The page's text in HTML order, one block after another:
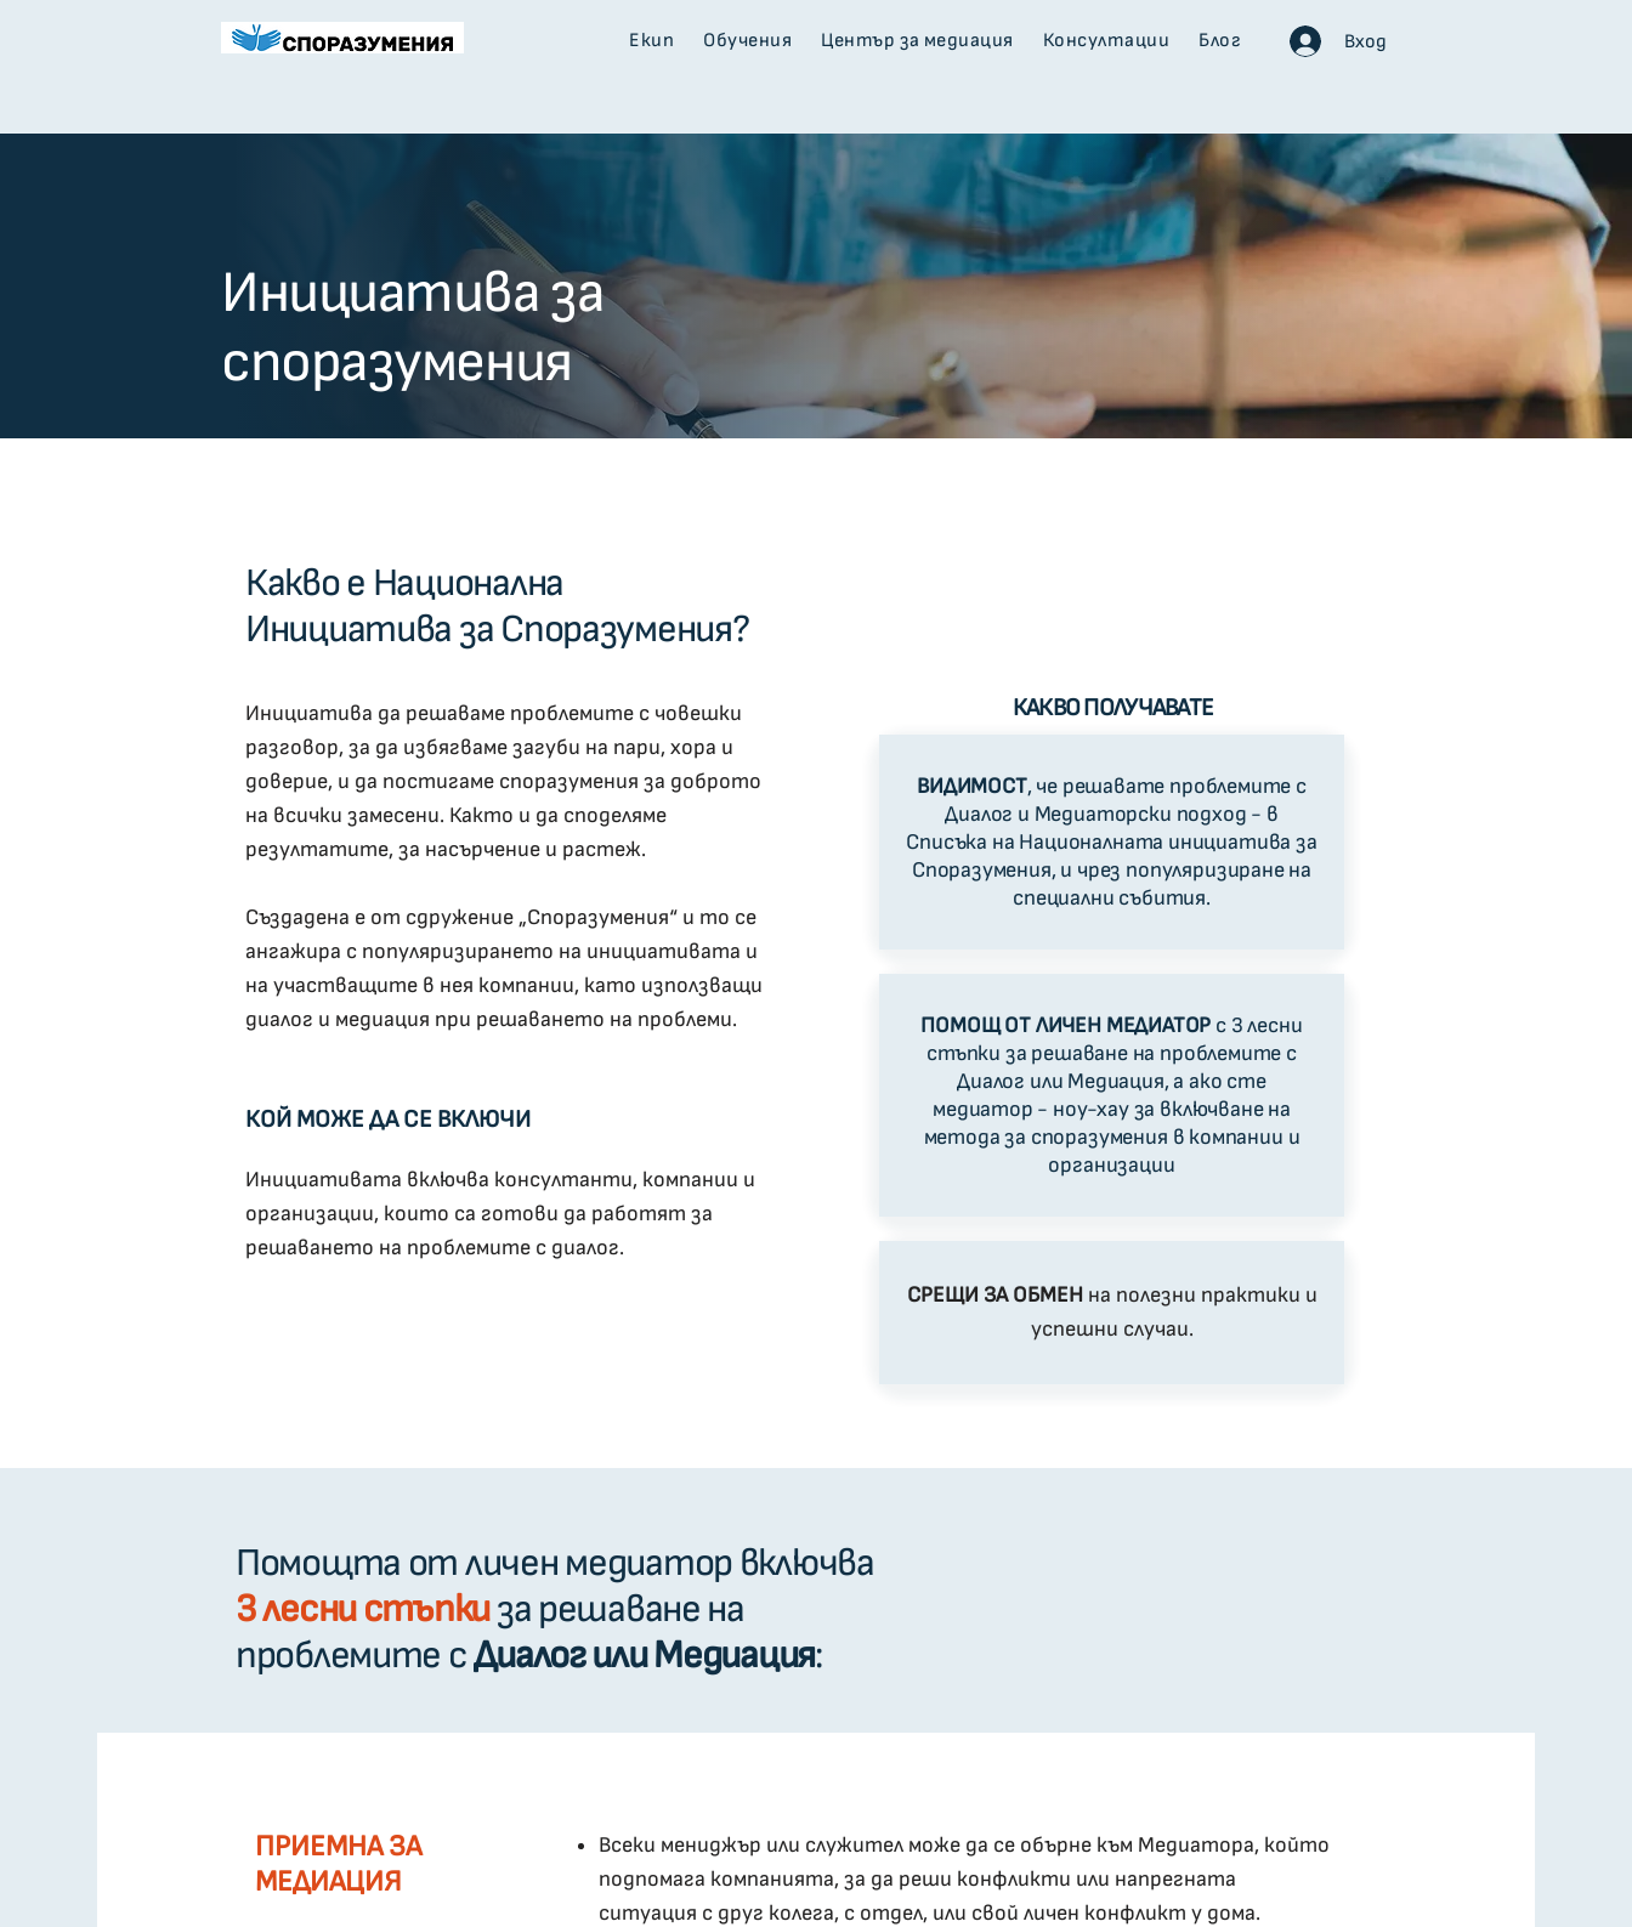
Екип Обучения Център за медиация Консултации Блог Вход
Инициатива за
споразумения
Какво е Национална
Инициатива за Споразумения?
Инициатива да решаваме проблемите с човешки
разговор, за да избягваме загуби на пари, хора и
доверие, и да постигаме споразумения за доброто
на всички замесени. Както и да споделяме
резултатите, за насърчение и растеж.
Създадена е от сдружение „Споразумения“ и то се
ангажира с популяризирането на инициативата и
на участващите в нея компании, като използващи
диалог и медиация при решаването на проблеми.
КОЙ МОЖЕ ДА СЕ ВКЛЮЧИ
Инициативата включва консултанти, компании и
организации, които са готови да работят за
решаването на проблемите с диалог.
КАКВО ПОЛУЧАВАТЕ
ВИДИМОСТ, че решавате проблемите с
Диалог и Медиаторски подход - в
Списъка на Националната инициатива за
Споразумения, и чрез популяризиране на
специални събития.
ПОМОЩ ОТ ЛИЧЕН МЕДИАТОР с 3 лесни
стъпки за решаване на проблемите с
Диалог или Медиация, а ако сте
медиатор - ноу-хау за включване на
метода за споразумения в компании и
организации
СРЕЩИ ЗА ОБМЕН на полезни практики и
успешни случаи.
Помощта от личен медиатор включва
3 лесни стъпкиза решаване на
проблемите сДиалог или Медиация:
ПРИЕМНА ЗА
МЕДИАЦИЯ
Всеки мениджър или служител може да се обърне към Медиатора, който
подпомага компанията, за да реши конфликти или напрегната
ситуация с друг колега, с отдел, или свой личен конфликт у дома.